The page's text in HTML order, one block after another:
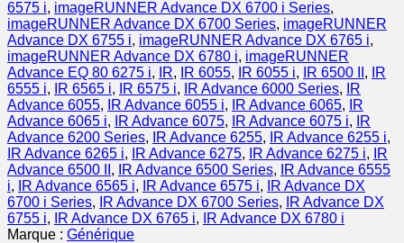
6575 i, imageRUNNER Advance DX 6700 i Series,
imageRUNNER Advance DX 6700 Series, imageRUNNER
Advance DX 6755 i, imageRUNNER Advance DX 6765 i,
imageRUNNER Advance DX 6780 i, imageRUNNER
Advance EQ 80 6275 i, IR, IR 6055, IR 6055 i, IR 6500 II ,
IR
6555 i, IR 6565 i, IR 6575 i, IR Advance 6000 Series,
IR
Advance 6055, IR Advance 6055 i, IR Advance 6065,
IR
Advance 6065 i, IR Advance 6075, IR Advance 6075 i,
IR
Advance 6200 Series, IR Advance 6255, IR Advance 6255 i,
IR Advance 6265 i, IR Advance 6275, IR Advance 6275 i,
IR
Advance 6500 II , IR Advance 6500 Series,
IR Advance 6555
i, IR Advance 6565 i, IR Advance 6575 i,
IR Advance DX
6700 i Series, IR Advance DX 6700 Series,
IR Advance DX
6755 i, IR Advance DX 6765 i,
IR Advance DX 6780 i
Marque : Générique